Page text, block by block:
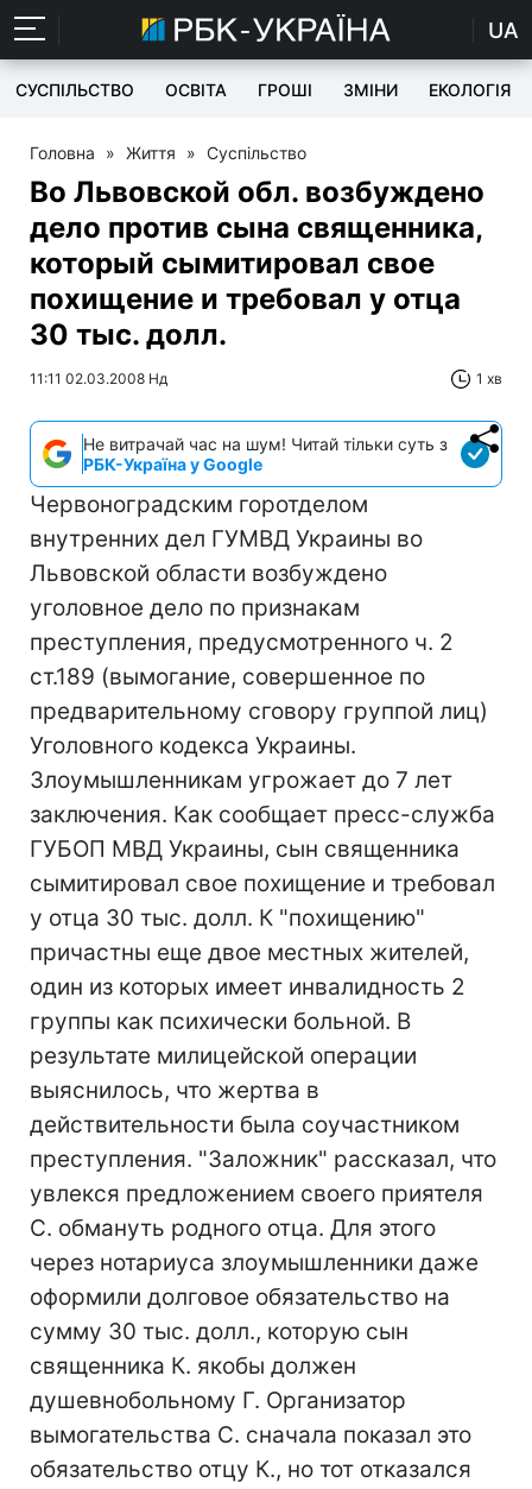
UA
СУСПІЛЬСТВО ОСВІТА ГРОШІ ЗМІНИ ЕКОЛОГІЯ
Головна » Життя » Суспільство
Во Львовской обл. возбуждено
дело против сына священника,
который сымитировал свое
похищение и требовал у отца
30 тыс. долл.
11:11 02.03.2008 Нд 1 хв
Не витрачай час на шум! Читай тільки суть з
РБК-Україна у Google
Червоноградским горотделом
внутренних дел ГУМВД Украины во
Львовской области возбуждено
уголовное дело по признакам
преступления, предусмотренного ч. 2
ст.189 (вымогание, совершенное по
предварительному сговору группой лиц)
Уголовного кодекса Украины.
Злоумышленникам угрожает до 7 лет
заключения. Как сообщает пресс-служба
ГУБОП МВД Украины, сын священника
сымитировал свое похищение и требовал
у отца 30 тыс. долл. К "похищению"
причастны еще двое местных жителей,
один из которых имеет инвалидность 2
группы как психически больной. В
результате милицейской операции
выяснилось, что жертва в
действительности была соучастником
преступления. "Заложник" рассказал, что
увлекся предложением своего приятеля
С. обмануть родного отца. Для этого
через нотариуса злоумышленники даже
оформили долговое обязательство на
сумму 30 тыс. долл., которую сын
священника К. якобы должен
душевнобольному Г. Организатор
вымогательства С. сначала показал это
обязательство отцу К., но тот отказался